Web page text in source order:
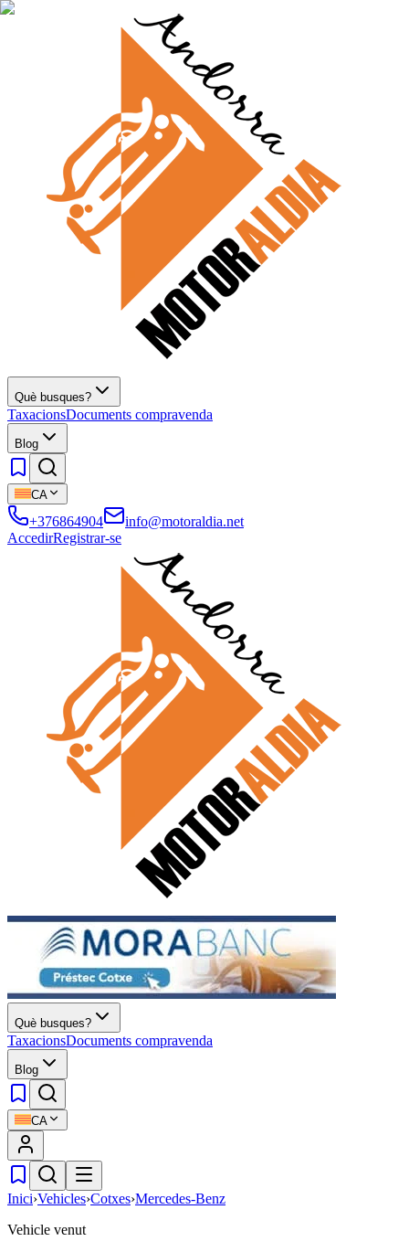
Què busques?
TaxacionsDocuments compravenda
Blog
CA
+376864904
info@motoraldia.net
AccedirRegistrar-se
Què busques?
TaxacionsDocuments compravenda
Blog
CA
Inici›Vehicles›Cotxes›Mercedes-Benz
Vehicle venut